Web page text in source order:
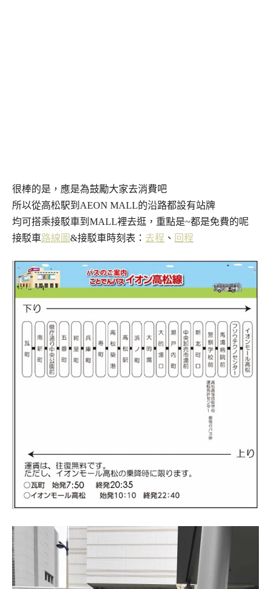
很棒的是，應是為鼓勵大家去消費吧
所以從高松駅到AEON MALL的沿路都設有站牌
均可搭乘接駁車到MALL裡去逛，重點是~都是免費的呢
接駁車路線圖&接駁車時刻表： 去程 、 回程